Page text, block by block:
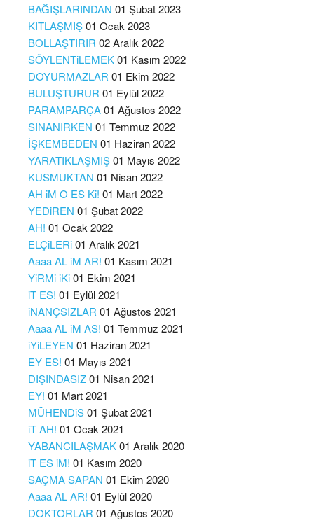
BAĞIŞLARINDAN 01 Şubat 2023
KITLAŞMIŞ01 Ocak 2023
BOLLAŞTIRIR 02 Aralık 2022
SÖYLENTiLEMEK01 Kasım 2022
DOYURMAZLAR 01 Ekim 2022
BULUŞTURUR 01 Eylül 2022
PARAMPARÇA01 Ağustos 2022
SINANIRKEN 01 Temmuz 2022
İŞKEMBEDEN 01 Haziran 2022
YARATIKLAŞMIŞ01 Mayıs 2022
KUSMUKTAN 01 Nisan 2022
AH iM O ES Ki! 01 Mart 2022
YEDiREN 01 Şubat 2022
AH! 01 Ocak 2022
ELÇiLERi01 Aralık 2021
Aaaa AL iM AR! 01 Kasım 2021
YiRMi iKi01 Ekim 2021
iT ES! 01 Eylül 2021
iNANÇSIZLAR 01 Ağustos 2021
Aaaa AL iM AS! 01 Temmuz 2021
iYiLEYEN 01 Haziran 2021
EY ES! 01 Mayıs 2021
DIŞINDASIZ01 Nisan 2021
EY! 01 Mart 2021
MÜHENDiS01 Şubat 2021
iT AH! 01 Ocak 2021
YABANCILAŞMAK01 Aralık 2020
iT ES iM! 01 Kasım 2020
SAÇMA SAPAN 01 Ekim 2020
Aaaa AL AR! 01 Eylül 2020
DOKTORLAR 01 Ağustos 2020